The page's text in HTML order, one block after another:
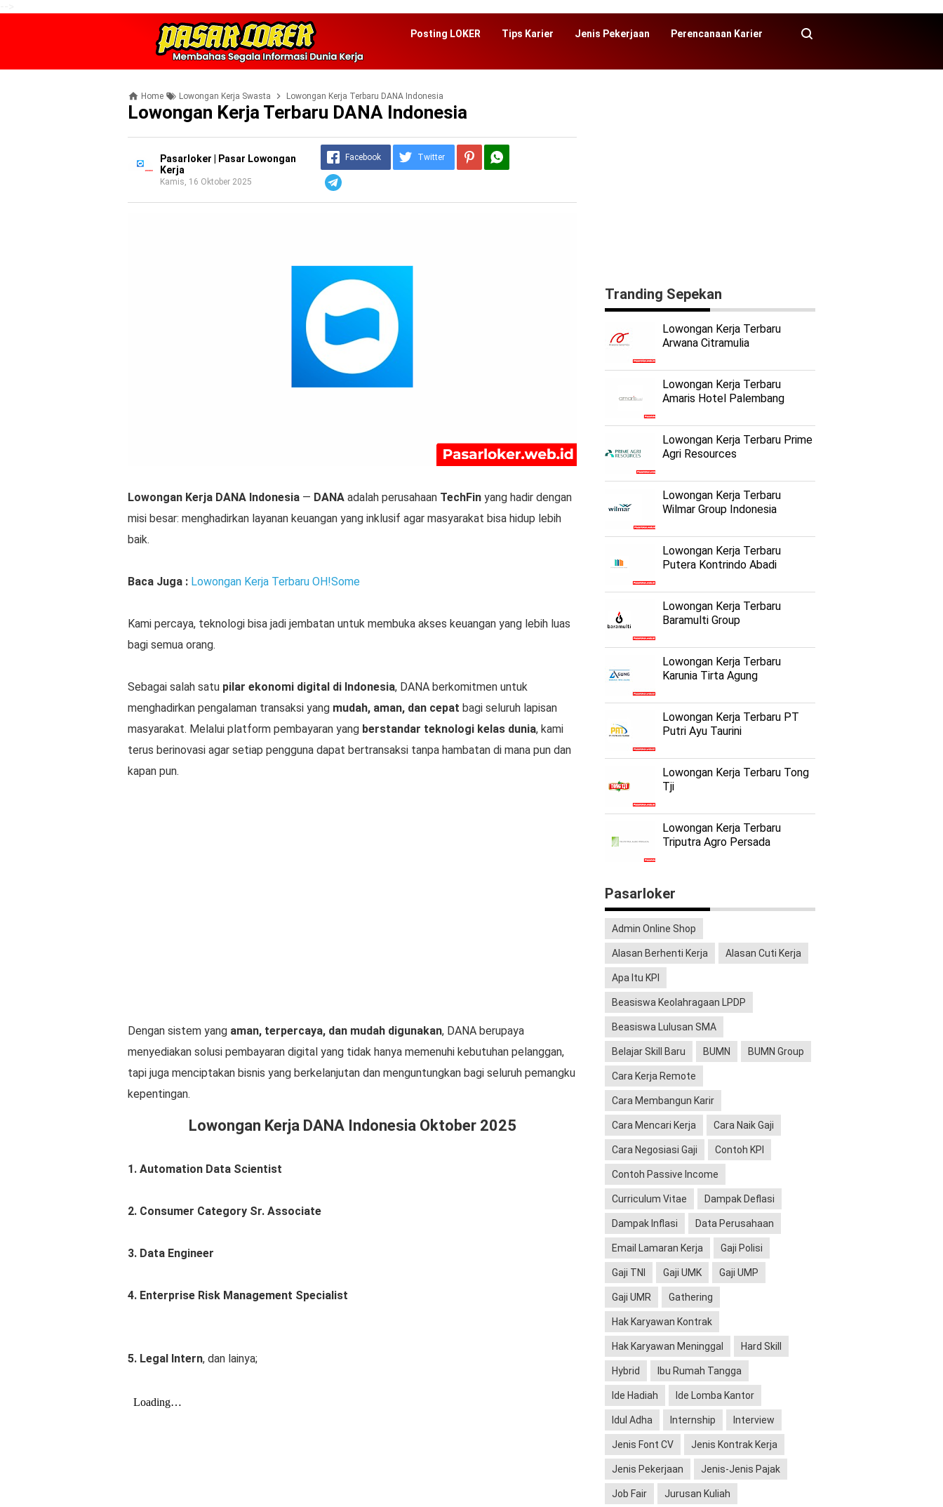
Posting LOKER Tips Karier Jenis Pekerjaan Perencanaan Karier
Home Lowongan Kerja Swasta Lowongan Kerja Terbaru DANA Indonesia
Lowongan Kerja Terbaru DANA Indonesia
Pasarloker | Pasar Lowongan
Kerja
Kamis, 16 Oktober 2025
Facebook Twitter
Lowongan Kerja DANA Indonesia — DANA adalah perusahaan TechFin yang hadir dengan
misi besar: menghadirkan layanan keuangan yang inklusif agar masyarakat bisa hidup lebih
baik.
Baca Juga : Lowongan Kerja Terbaru OH!Some
Kami percaya, teknologi bisa jadi jembatan untuk membuka akses keuangan yang lebih luas
bagi semua orang.
Sebagai salah satu pilar ekonomi digital di Indonesia, DANA berkomitmen untuk
menghadirkan pengalaman transaksi yang mudah, aman, dan cepat bagi seluruh lapisan
masyarakat. Melalui platform pembayaran yang berstandar teknologi kelas dunia, kami
terus berinovasi agar setiap pengguna dapat bertransaksi tanpa hambatan di mana pun dan
kapan pun.
Dengan sistem yang aman, terpercaya, dan mudah digunakan, DANA berupaya
menyediakan solusi pembayaran digital yang tidak hanya memenuhi kebutuhan pelanggan,
tapi juga menciptakan bisnis yang berkelanjutan dan menguntungkan bagi seluruh pemangku
kepentingan.
Lowongan Kerja DANA Indonesia Oktober 2025
1. Automation Data Scientist
2. Consumer Category Sr. Associate
3. Data Engineer
4. Enterprise Risk Management Specialist
5. Legal Intern, dan lainya;
Tranding Sepekan
Lowongan Kerja Terbaru
Arwana Citramulia
Lowongan Kerja Terbaru
Amaris Hotel Palembang
Lowongan Kerja Terbaru Prime
Agri Resources
Lowongan Kerja Terbaru
Wilmar Group Indonesia
Lowongan Kerja Terbaru
Putera Kontrindo Abadi
Lowongan Kerja Terbaru
Baramulti Group
Lowongan Kerja Terbaru
Karunia Tirta Agung
Lowongan Kerja Terbaru PT
Putri Ayu Taurini
Lowongan Kerja Terbaru Tong
Tji
Lowongan Kerja Terbaru
Triputra Agro Persada
Pasarloker
Admin Online Shop
Alasan Berhenti Kerja Alasan Cuti Kerja
Apa Itu KPI
Beasiswa Keolahragaan LPDP
Beasiswa Lulusan SMA
Belajar Skill Baru BUMN BUMN Group
Cara Kerja Remote
Cara Membangun Karir
Cara Mencari Kerja Cara Naik Gaji
Cara Negosiasi Gaji Contoh KPI
Contoh Passive Income
Curriculum Vitae Dampak Deflasi
Dampak Inflasi Data Perusahaan
Email Lamaran Kerja Gaji Polisi
Gaji TNI Gaji UMK Gaji UMP
Gaji UMR Gathering
Hak Karyawan Kontrak
Hak Karyawan Meninggal Hard Skill
Hybrid Ibu Rumah Tangga
Ide Hadiah Ide Lomba Kantor
Idul Adha Internship Interview
Jenis Font CV Jenis Kontrak Kerja
Jenis Pekerjaan Jenis-Jenis Pajak
Job Fair Jurusan Kuliah